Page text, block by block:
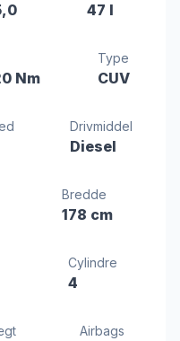
47 l
Nm
Type
CUV
Drivmiddel
Diesel
Bredde
178 cm
Cylindre
4
Airbags